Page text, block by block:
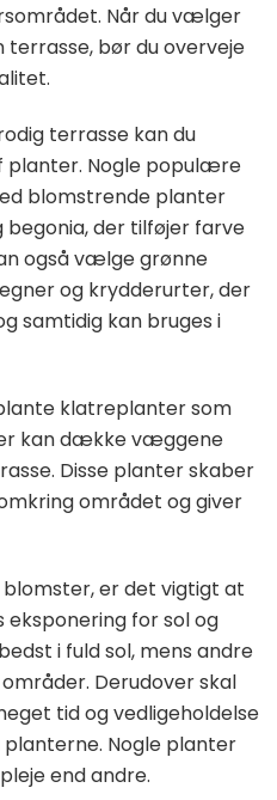
Når du vælger
bør du overveje
terrasse kan du
Nogle populære
blomstrende planter
begonia, der tilføjer farve
også vælge grønne
og krydderurter, der
samtidig kan bruges i
klatreplanter som
kan dække væggene
Disse planter skaber
området og giver
er det vigtigt at
for sol og
i fuld sol, mens andre
Derudover skal
tid og vedligeholdelse
Nogle planter
end andre.